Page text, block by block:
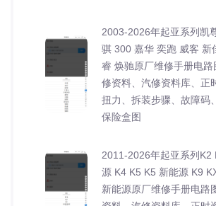
2003-2026年起亚系列凯
骐 300 嘉华 奕跑 威客 新
睿 焕驰原厂维修手册电路
修资料、汽修资料库、正
扭力、拆装步骤、故障码
保险盒图
2011-2026年起亚系列K2
源 K4 K5 K5 新能源 K9
新能源原厂维修手册电路